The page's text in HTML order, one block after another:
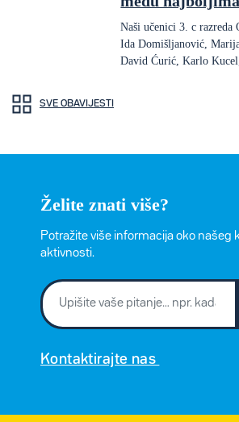
Naši učenici 3. c
Ida Domišljanović,
David Ćurić, Karlo
SVE OBAVIJESTI
Želite znati više?
Potražite više informacija oko našeg
aktivnosti.
Kontaktirajte nas